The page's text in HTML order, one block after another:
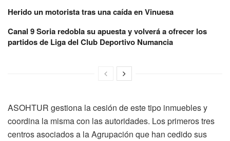
Herido un motorista tras una caída en Vinuesa
Canal 9 Soria redobla su apuesta y volverá a ofrecer los
partidos de Liga del Club Deportivo Numancia
ASOHTUR gestiona la cesión de este tipo inmuebles y
coordina la misma con las autoridades. Los primeros tres
centros asociados a la Agrupación que han cedido sus